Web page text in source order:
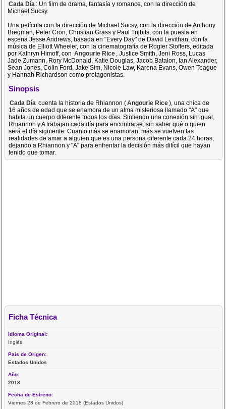
Cada Día : Un film de drama, fantasía y romance, con la dirección de
Michael Sucsy.
Una película con la dirección de Michael Sucsy, con la dirección de Anthony
Bregman, Peter Cron, Christian Grass y Paul Trijbits, con la puesta en
escena Jesse Andrews, basada en "Every Day" de David Levithan, con la
música de Elliott Wheeler, con la cinematografía de Rogier Stoffers, editada
por Kathryn Himoff, con Angourie Rice , Justice Smith, Jeni Ross, Lucas
Jade Zumann, Rory McDonald, Katie Douglas, Jacob Batalon, Ian Alexander,
Sean Jones, Colin Ford, Jake Sim, Nicole Law, Karena Evans, Owen Teague
y Hannah Richardson como protagonistas.
Sinopsis
Cada Día cuenta la historia de Rhiannon (Angourie Rice), una chica de
16 años de edad que se enamora de un alma misteriosa llamado "A" que
habita un cuerpo diferente todos los días. Sintiendo una conexión sin igual,
Rhiannon y A trabajan cada día para encontrarse, sin saber qué o quien
será el día siguiente. Cuanto más se enamoran, más se vuelven las
realidades de amar a alguien que es una persona diferente cada 24 horas,
dejando a Rhiannon y "A" para enfrentar la decisión más difícil que hayan
tenido que tomar.
Ficha Técnica
Idioma Original:
Inglés
País de Origen:
Estados Unidos
Año:
2018
Fecha de Estreno:
Viernes 23 de Febrero de 2018 (Estados Unidos)